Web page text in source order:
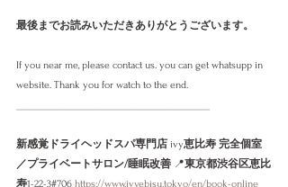
最後までお読みいただきありがとうございます。
If you near me, please contact us. you can get whatsupp in
website. Thank you for watch to the end.
新感覚ドライヘッドスパ専門店 ivy恵比寿 完全個室
／プライベートサロン/睡眠改善 📍東京都渋谷区恵比
寿1-22-3#706 https://www.ivyebisu.tokyo/en/book-online